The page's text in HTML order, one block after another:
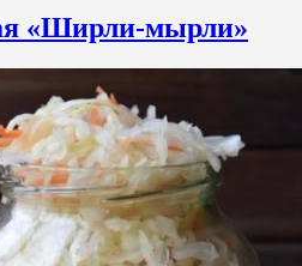
«Ширли-мырли»